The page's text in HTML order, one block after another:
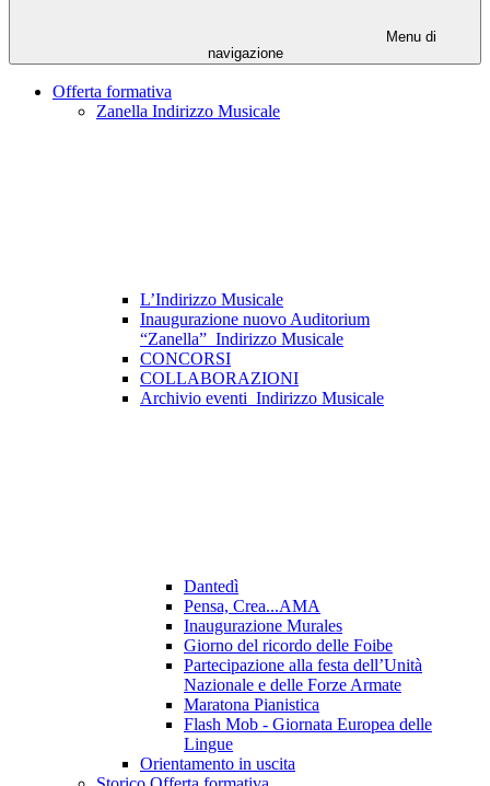
Menu di
navigazione
Offerta formativa
Zanella Indirizzo Musicale
L’Indirizzo Musicale
Inaugurazione nuovo Auditorium
“Zanella”_Indirizzo Musicale
CONCORSI
COLLABORAZIONI
Archivio eventi_Indirizzo Musicale
Dantedì
Pensa, Crea...AMA
Inaugurazione Murales
Giorno del ricordo delle Foibe
Partecipazione alla festa dell’Unità
Nazionale e delle Forze Armate
Maratona Pianistica
Flash Mob - Giornata Europea delle
Lingue
Orientamento in uscita